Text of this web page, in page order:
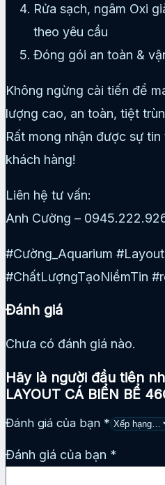
Rửa sạch, ngâm Oxi
theo yêu cầu
Đóng gói an toàn &
Không ngừng cải tiến để
lượng cao, an toàn, tiệt
Rất mong nhận được sự
khách hàng!
Liên hệ tư vấn:
Anh Cường –
#Cường_Aquarium
#ChấtLượngTạoNiềmTin
Đánh giá
Chưa có đánh giá nào.
Hãy là người đầu tiên
LAYOUT CÁ BIỂN BỂ
Đánh giá của bạn *
Đánh giá của bạn *